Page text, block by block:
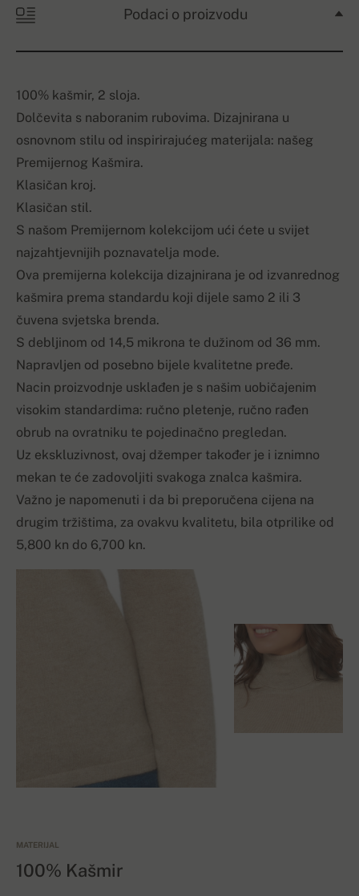
Podaci o proizvodu
100% kašmir, 2 sloja.
Dolčevita s naboranim rubovima. Dizajnirana u
osnovnom stilu od inspirirajućeg materijala: našeg
Premijernog Kašmira.
Klasičan kroj.
Klasičan stil.
S našom Premijernom kolekcijom ući ćete u svijet
najzahtjevnijih poznavatelja mode.
Ova premijerna kolekcija dizajnirana je od izvanrednog
kašmira prema standardu koji dijele samo 2 ili 3
čuvena svjetska brenda.
S debljinom od 14,5 mikrona te dužinom od 36 mm.
Napravljen od posebno bijele kvalitetne pređe.
Nacin proizvodnje usklađen je s našim uobičajenim
visokim standardima: ručno pletenje, ručno rađen
obrub na ovratniku te pojedinačno pregledan.
Uz ekskluzivnost, ovaj džemper također je i iznimno
mekan te će zadovoljiti svakoga znalca kašmira.
Važno je napomenuti i da bi preporučena cijena na
drugim tržištima, za ovakvu kvalitetu, bila otprilike od
5,800 kn do 6,700 kn.
MATERIJAL
100% Kašmir